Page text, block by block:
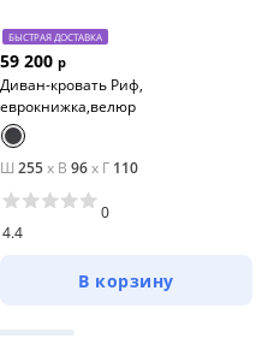
БЫСТРАЯ ДОСТАВКА
59 200 р
Диван-кровать Риф,
еврокнижка,велюр
Ш 255x В 96x Г 110
4.4
0
В корзину